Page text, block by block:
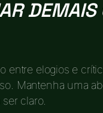
DEMAIS
entre elogios e
Mantenha uma
claro.